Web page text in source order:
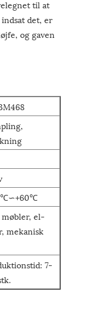
til at
det, er
og gaven
møbler, el-
mekanisk
7-